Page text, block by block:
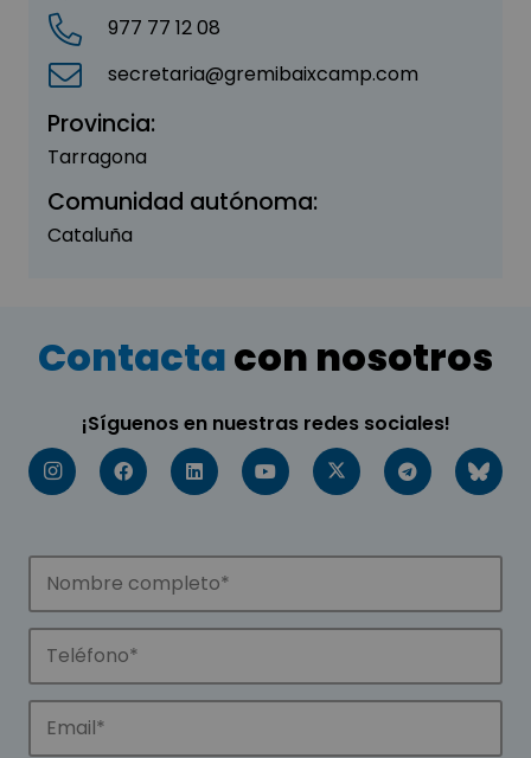
977 77 12 08
secretaria@gremibaixcamp.com
Provincia:
Tarragona
Comunidad autónoma:
Cataluña
Contactacon nosotros
¡Síguenos en nuestras redes sociales!